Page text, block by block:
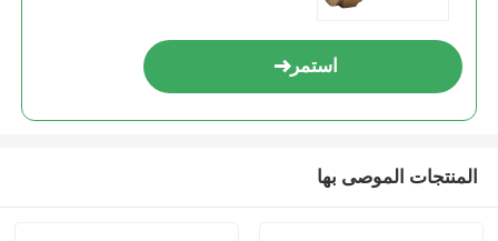
استمر
المنتجات الموصى بها